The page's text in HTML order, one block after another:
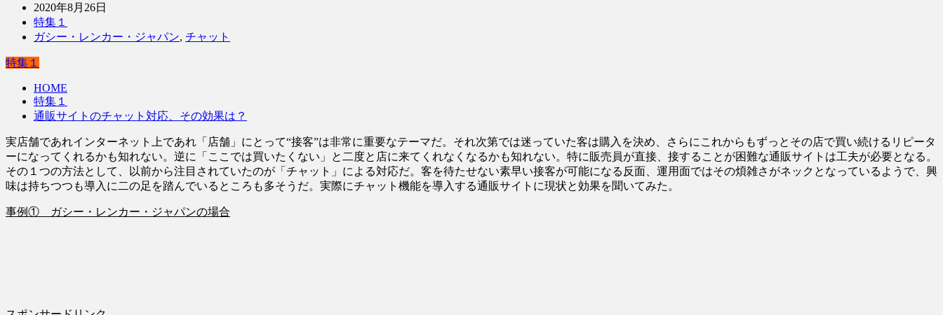
2020年8月26日
特集１
ガシー・レンカー・ジャパン, チャット
特集１
HOME
特集１
通販サイトのチャット対応、その効果は？
実店舗であれインターネット上であれ「店舗」にとって“接客”は非常に重要なテーマだ。それ次第では迷っていた客は購入を決め、さらにこれからもずっとその店で買い続けるリピータ
ーになってくれるかも知れない。逆に「ここでは買いたくない」と二度と店に来てくれなくなるかも知れない。特に販売員が直接、接することが困難な通販サイトは工夫が必要となる。
その１つの方法として、以前から注目されていたのが「チャット」による対応だ。客を待たせない素早い接客が可能になる反面、運用面ではその煩雑さがネックとなっているようで、興
味は持ちつつも導入に二の足を踏んでいるところも多そうだ。実際にチャット機能を導入する通販サイトに現状と効果を聞いてみた。
事例① ガシー・レンカー・ジャパンの場合